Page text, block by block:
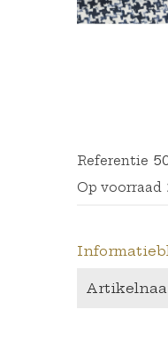
Referentie
Op voorraad